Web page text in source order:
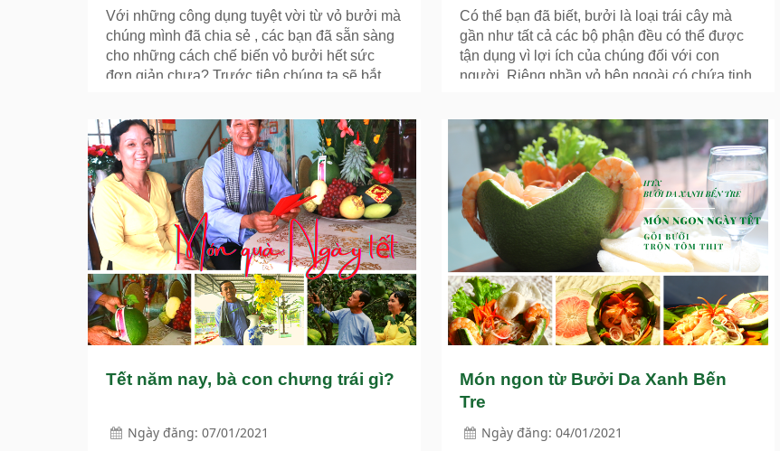
Với những công dụng tuyệt vời từ vỏ bưởi mà
chúng mình đã chia sẻ , các bạn đã sẵn sàng
cho những cách chế biến vỏ bưởi hết sức
đơn giản chưa? Trước tiên chúng ta sẽ bắt
Có thể bạn đã biết, bưởi là loại trái cây mà
gần như tất cả các bộ phận đều có thể được
tận dụng vì lợi ích của chúng đối với con
người. Riêng phần vỏ bên ngoài có chứa tinh
khỏe hơn. Chính vì vậy mà tinh dầu bưởi
cũng là một sản phẩm ngày càng được nhiều
chị em phụ nữ tìm đến. Nhưng chưa dừng lại
ở đó, vỏ bưởi còn có nhiều công dụng khác
rất tốt cho sức khỏe đấy nhé.
Tết năm nay, bà con chưng trái gì?
Ngày đăng: 07/01/2021
Món ngon từ Bưởi Da Xanh Bến
Tre
Ngày đăng: 04/01/2021